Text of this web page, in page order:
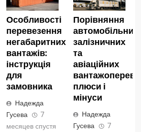
Особливості
перевезення
негабаритних
вантажів:
інструкція
для
замовника
Надежда
Гусева
7
месяцев спустя
Порівняння
автомобільних,
залізничних
та
авіаційних
плюси і
мінуси
Надежда
Гусева
7